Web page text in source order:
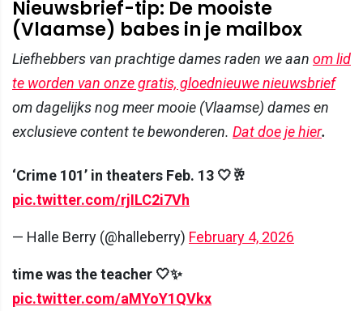
Nieuwsbrief-tip: De mooiste
(Vlaamse) babes in je mailbox
Liefhebbers van prachtige dames raden we aan om lid
te worden van onze gratis, gloednieuwe nieuwsbrief
om dagelijks nog meer mooie (Vlaamse) dames en
exclusieve content te bewonderen. Dat doe je hier.
‘Crime 101’ in theaters Feb. 13 🤍🥂
pic.twitter.com/rjILC2i7Vh
— Halle Berry (@halleberry) February 4, 2026
time was the teacher 🤍✨
pic.twitter.com/aMYoY1QVkx